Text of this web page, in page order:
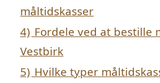
måltidskasser
4) Fordele ved at bestille
Vestbirk
5) Hvilke typer